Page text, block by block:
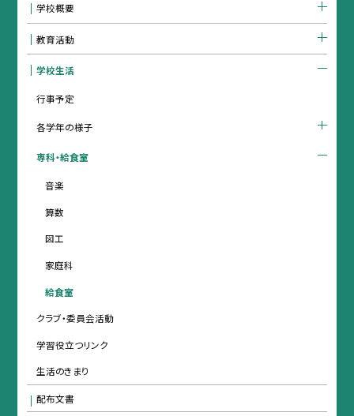
学校概要
教育活動
学校生活
行事予定
各学年の様子
専科・給食室
音楽
算数
図工
家庭科
給食室
クラブ・委員会活動
学習役立つリンク
生活のきまり
配布文書